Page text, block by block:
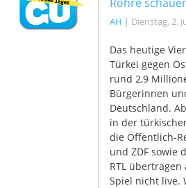
AH | Dienstag, 2.
Das heutige
Türkei gegen
rund 2,9
Bürgerinnen
Deutschland.
in der
die Öffentlich-
und ZDF sowie
RTL
Spiel nicht live.